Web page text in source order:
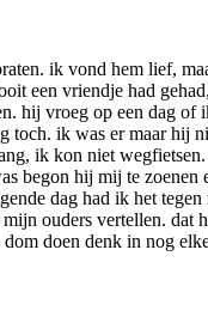
ik vond hem lief,
een vriendje had
hij vroeg op een dag
toch. ik was er maar hij
ik kon niet
begon hij mij te
dag had ik het
ouders vertellen. dat
doen denk in nog